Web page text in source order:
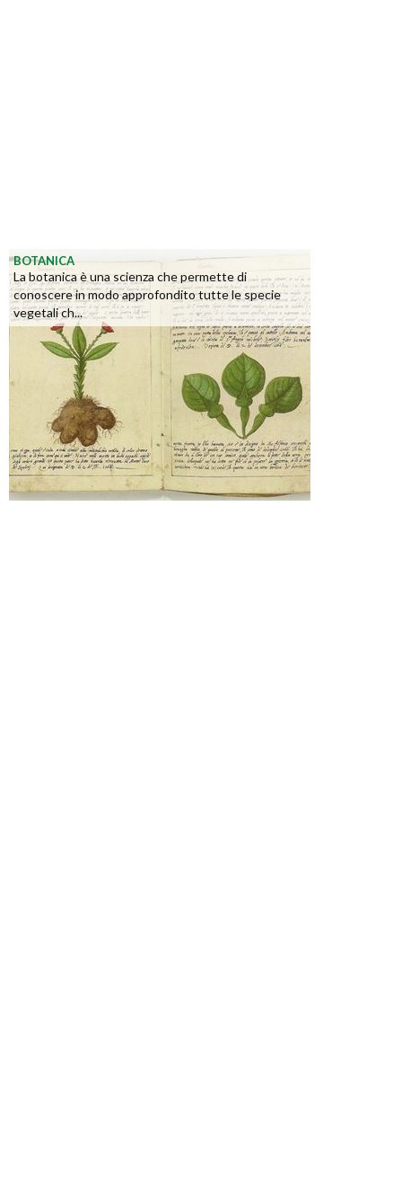
BOTANICA
La botanica è una scienza che permette di
conoscere in modo approfondito tutte le specie
vegetali ch...